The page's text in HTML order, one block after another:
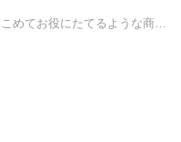
皆様が幸せでありますように願いをこめてお役にたてるような商品を紹介しています。